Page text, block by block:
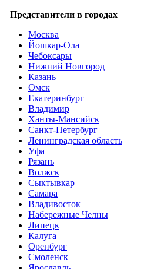
Представители в городах
Москва
Йошкар-Ола
Чебоксары
Нижний Новгород
Казань
Омск
Екатеринбург
Владимир
Ханты-Мансийск
Санкт-Петербург
Ленинградская область
Уфа
Рязань
Волжск
Сыктывкар
Самара
Владивосток
Набережные Челны
Липецк
Калуга
Оренбург
Смоленск